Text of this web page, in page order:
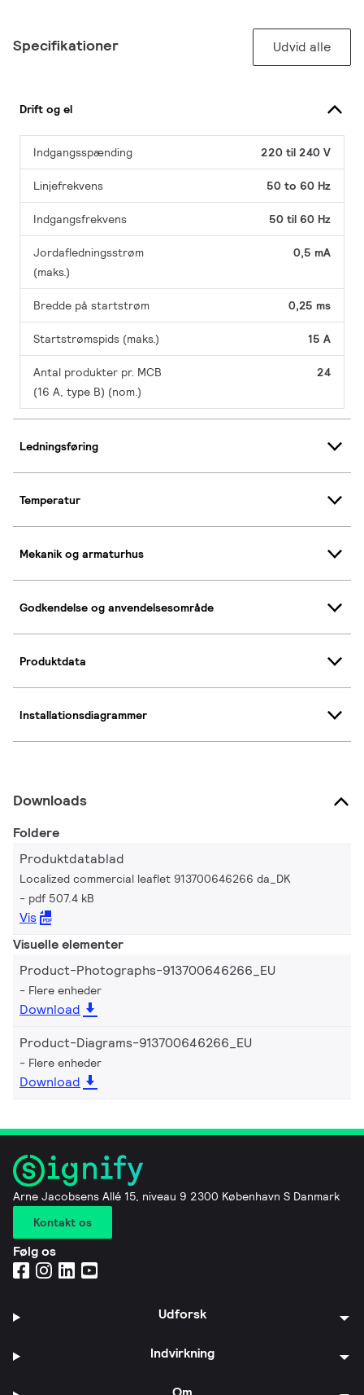
Specifikationer Udvid alle
Drift og el
Indgangsspænding 220 til 240 V
Linjefrekvens 50 to 60 Hz
Indgangsfrekvens 50 til 60 Hz
Jordafledningsstrøm
(maks.)
0,5 mA
Bredde på startstrøm 0,25 ms
Startstrømspids (maks.) 15 A
Antal produkter pr. MCB
(16 A, type B) (nom.)
24
Ledningsføring
Temperatur
Mekanik og armaturhus
Godkendelse og anvendelsesområde
Produktdata
Installationsdiagrammer
Downloads
Foldere
Produktdatablad
Localized commercial leaflet 913700646266 da_DK
pdf 507.4 kB
Vis
Visuelle elementer
Product-Photographs-913700646266_EU
Flere enheder
Download
Product-Diagrams-913700646266_EU
Flere enheder
Download
Arne Jacobsens Allé 15, niveau 9 2300 København S Danmark
Kontakt os
Følg os
Udforsk
Indvirkning